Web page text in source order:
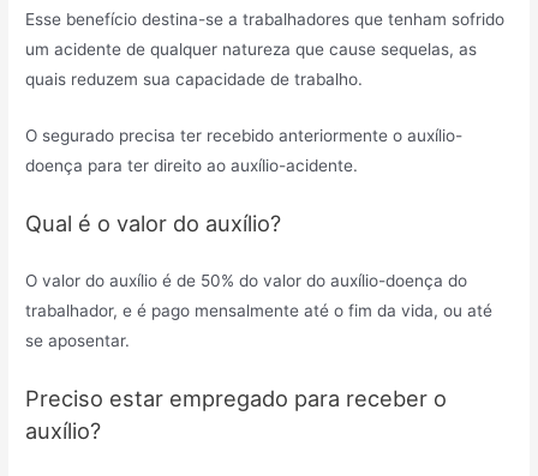
Esse benefício destina-se a trabalhadores que tenham sofrido
um acidente de qualquer natureza que cause sequelas, as
quais reduzem sua capacidade de trabalho.
O segurado precisa ter recebido anteriormente o auxílio-
doença para ter direito ao auxílio-acidente.
Qual é o valor do auxílio?
O valor do auxílio é de 50% do valor do auxílio-doença do
trabalhador, e é pago mensalmente até o fim da vida, ou até
se aposentar.
Preciso estar empregado para receber o
auxílio?